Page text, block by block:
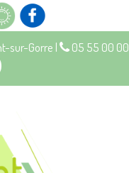
sur-Gorre |
05 55 00 00